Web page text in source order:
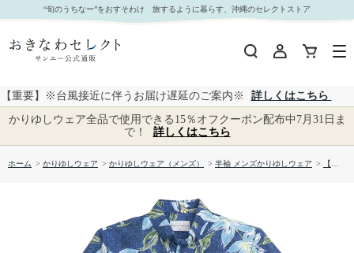
【送料無料】イースターリリー 形態安定 かりゆしウェアP1026-10｜おきなわセレクト サンエー
公式通販
“旬のうちなー”をおすそわけ 旅するように暮らす、沖縄のセレクトストア
【重要】※台風接近に伴うお届け遅延のご案内※
詳しくはこちら
かりゆしウェア全品で使用できる15％オフクーポン配布中7月31日ま
で！
詳しくはこちら
ホーム > かりゆしウェア > かりゆしウェア（メンズ） > 半袖 メンズかりゆしウェア > 【送料無料】イースターリリー 形態安定 かりゆしウェアP1026-10